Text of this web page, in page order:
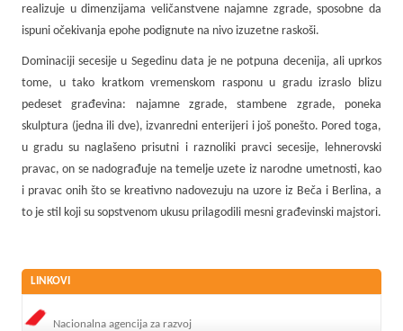
realizuje u dimenzijama veličanstvene najamne zgrade, sposobne da
ispuni očekivanja epohe podignute na nivo izuzetne raskoši.
Dominaciji secesije u Segedinu data je ne potpuna decenija, ali uprkos
tome, u tako kratkom vremenskom rasponu u gradu izraslo blizu
pedeset građevina: najamne zgrade, stambene zgrade, poneka
skulptura (jedna ili dve), izvanredni enterijeri i još ponešto. Pored toga,
u gradu su naglašeno prisutni i raznoliki pravci secesije, lehnerovski
pravac, on se nadograđuje na temelje uzete iz narodne umetnosti, kao
i pravac onih što se kreativno nadovezuju na uzore iz Beča i Berlina, a
to je stil koji su sopstvenom ukusu prilagodili mesni građevinski majstori.
LINKOVI
Nacionalna agencija za razvoj